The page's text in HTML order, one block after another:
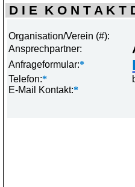
D I E K O N T A K T
Organisation/Verein (#):
Ansprechpartner:
Anfrageformular:*
Telefon:*
E-Mail Kontakt:*